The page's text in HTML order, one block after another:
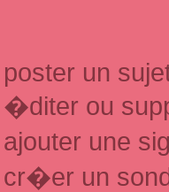
un
ou
une
cr�er un